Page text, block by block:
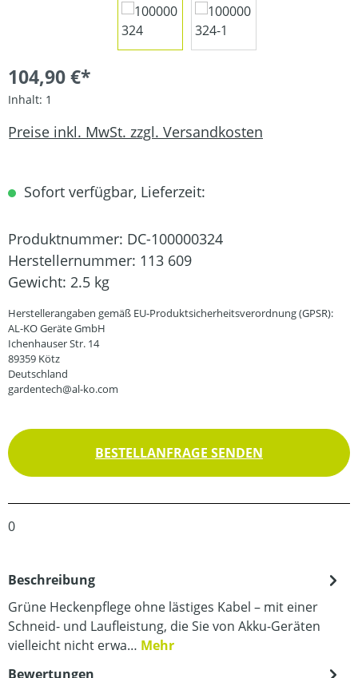
104,90 €*
Inhalt: 1
Preise inkl. MwSt. zzgl. Versandkosten
Sofort verfügbar, Lieferzeit:
Produktnummer: DC-100000324
Herstellernummer: 113 609
Gewicht: 2.5 kg
Herstellerangaben gemäß EU-Produktsicherheitsverordnung (GPSR):
AL-KO Geräte GmbH
Ichenhauser Str. 14
89359 Kötz
Deutschland
gardentech@al-ko.com
BESTELLANFRAGE SENDEN
0
Beschreibung
Grüne Heckenpflege ohne lästiges Kabel – mit einer
Schneid- und Laufleistung, die Sie von Akku-Geräten
vielleicht nicht erwa… Mehr
Bewertungen